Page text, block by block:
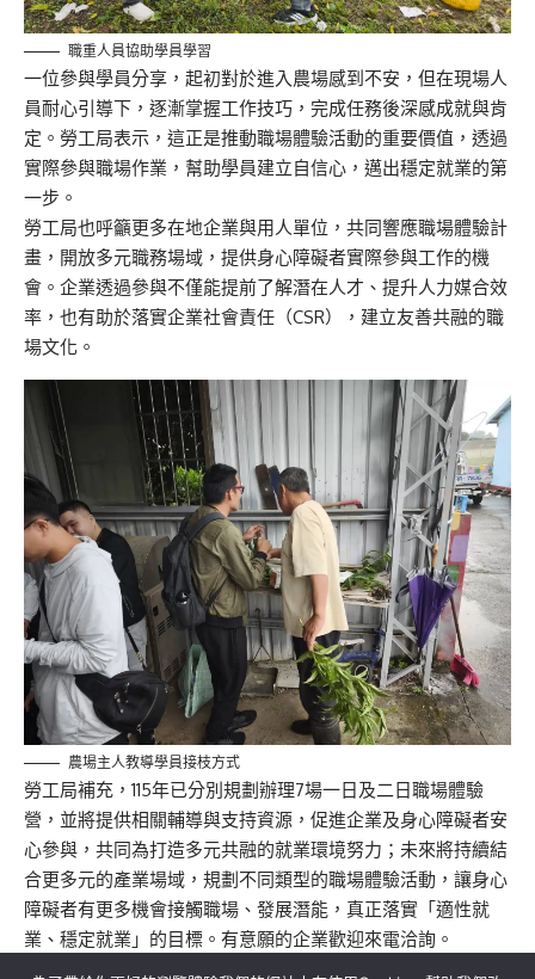
職重人員協助學員學習
一位參與學員分享，起初對於進入農場感到不安，但在現場人
員耐心引導下，逐漸掌握工作技巧，完成任務後深感成就與肯
定。勞工局表示，這正是推動職場體驗活動的重要價值，透過
實際參與職場作業，幫助學員建立自信心，邁出穩定就業的第
一步。
勞工局也呼籲更多在地企業與用人單位，共同響應職場體驗計
畫，開放多元職務場域，提供身心障礙者實際參與工作的機
會。企業透過參與不僅能提前了解潛在人才、提升人力媒合效
率，也有助於落實企業社會責任（CSR），建立友善共融的職
場文化。
農場主人教導學員接枝方式
勞工局補充，115年已分別規劃辦理7場一日及二日職場體驗
營，並將提供相關輔導與支持資源，促進企業及身心障礙者安
心參與，共同為打造多元共融的就業環境努力；未來將持續結
合更多元的產業場域，規劃不同類型的職場體驗活動，讓身心
障礙者有更多機會接觸職場、發展潛能，真正落實「適性就
業、穩定就業」的目標。有意願的企業歡迎來電洽詢。